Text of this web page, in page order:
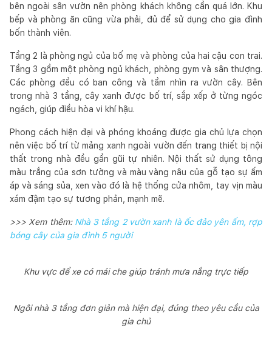
bên ngoài sân vườn nên phòng khách không cần quá lớn. Khu
bếp và phòng ăn cũng vừa phải, đủ để sử dụng cho gia đình
bốn thành viên.
Tầng 2 là phòng ngủ của bố mẹ và phòng của hai cậu con trai.
Tầng 3 gồm một phòng ngủ khách, phòng gym và sân thượng.
Các phòng đều có ban công và tầm nhìn ra vườn cây. Bên
trong nhà 3 tầng, cây xanh được bố trí, sắp xếp ở từng ngóc
ngách, giúp điều hòa vi khí hậu.
Phong cách hiện đại và phóng khoáng được gia chủ lựa chọn
nên việc bố trí từ mảng xanh ngoài vườn đến trang thiết bị nội
thất trong nhà đều gần gũi tự nhiên. Nội thất sử dụng tông
màu trắng của sơn tường và màu vàng nâu của gỗ tạo sự ấm
áp và sáng sủa, xen vào đó là hệ thống cửa nhôm, tay vịn màu
xám đậm tạo sự tương phản, mạnh mẽ.
>>> Xem thêm: Nhà 3 tầng 2 vườn xanh là ốc đảo yên ấm, rợp
bóng cây của gia đình 5 người
Khu vực để xe có mái che giúp tránh mưa nắng trực tiếp
Ngôi nhà 3 tầng đơn giản mà hiện đại, đúng theo yêu cầu của
gia chủ